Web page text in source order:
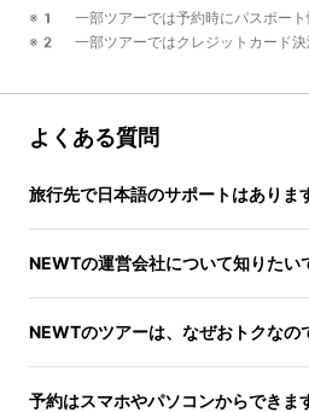
※1 一部ツアーでは予約時にパスポート
※2 一部ツアーではクレジットカード決
よくある質問
旅行先で日本語のサポートはありま
NEWTの運営会社について知りたい
NEWTのツアーは、なぜおトクなの
予約はスマホやパソコンからできま